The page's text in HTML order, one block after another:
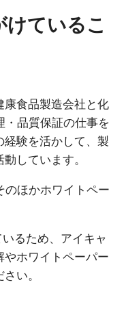
ているこ
食品製造会社と化
品質保証の仕事を
験を活かして、製
しています。
のほかホワイトペー
るため、アイキャ
ホワイトペーパー
い。